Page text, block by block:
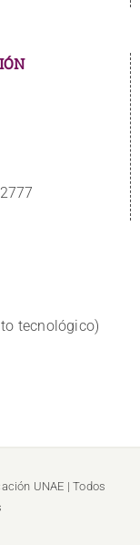
tecnológico)
UNAE | Todos